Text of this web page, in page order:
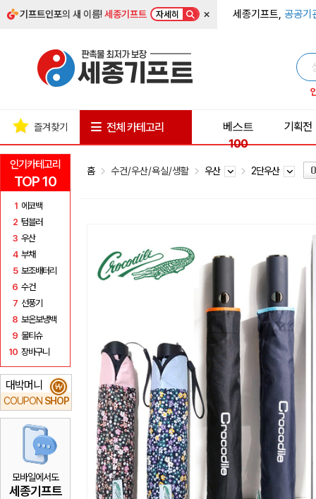
기프트인포의 새 이름!세종기프트 자세히 × 세종기프트, 공공기
인기카테고리
TOP 10
1 에코백
2 텀블러
3 우산
4 부채
5 보조배터리
6 수건
7 선풍기
8 보온보냉백
9 물티슈
10 장바구니
대박머니
COUPON SHOP
₩
모바일에서도
세종기프트
즐겨찾기 전체 카테고리
베스트
100
기획전
홈 수건/우산/욕실/생활 우산 2단우산